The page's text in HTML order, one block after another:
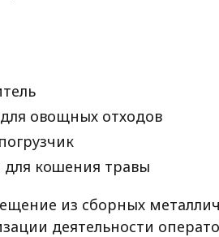
овощных отходов
кошения травы
из сборных
деятельности